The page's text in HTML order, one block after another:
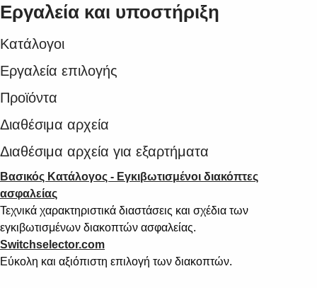
Εργαλεία και υποστήριξη
Κατάλογοι
Εργαλεία επιλογής
Προϊόντα
Διαθέσιμα αρχεία
Διαθέσιμα αρχεία για εξαρτήματα
Βασικός Κατάλογος - Εγκιβωτισμένοι διακόπτες
ασφαλείας
Τεχνικά χαρακτηριστικά διαστάσεις και σχέδια των
εγκιβωτισμένων διακοπτών ασφαλείας.
Switchselector.com
Εύκολη και αξιόπιστη επιλογή των διακοπτών.